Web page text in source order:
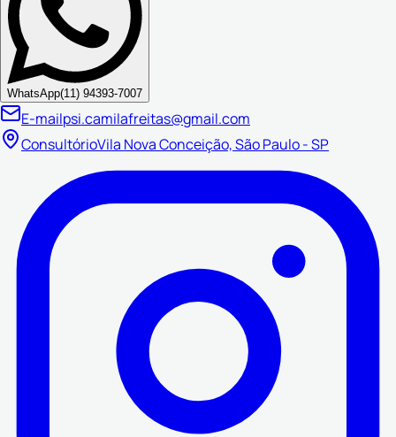
WhatsApp(11) 94393-7007
E-mailpsi.camilafreitas@gmail.com
ConsultórioVila Nova Conceição, São Paulo - SP